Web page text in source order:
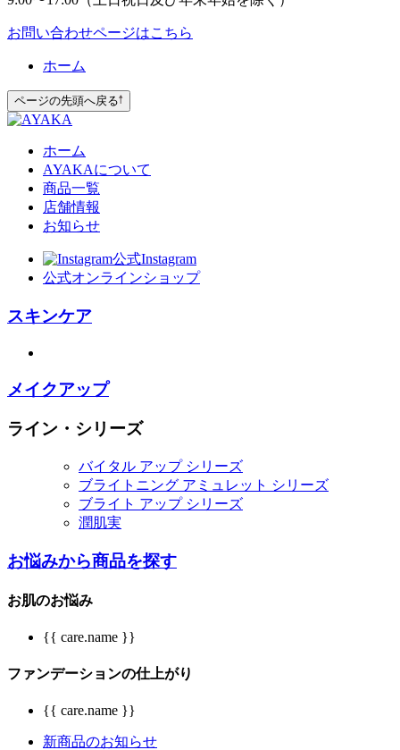
お問い合わせページはこちら
ホーム
ページの先頭へ戻る
ホーム
AYAKAについて
商品一覧
店舗情報
お知らせ
公式Instagram
公式オンラインショップ
スキンケア
メイクアップ
ライン・シリーズ
バイタル アップ シリーズ
ブライトニング アミュレット シリーズ
ブライト アップ シリーズ
潤肌実
お悩みから商品を探す
お肌のお悩み
{{ care.name }}
ファンデーションの仕上がり
{{ care.name }}
新商品のお知らせ